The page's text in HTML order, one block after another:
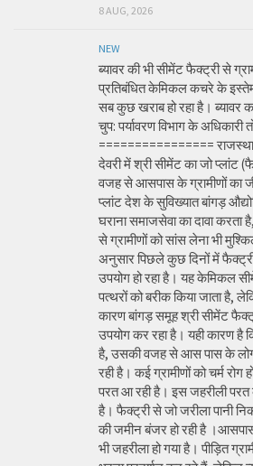
8 AUG, 2026
NEW
ब्यावर की भी सीमेंट फैक्ट्री से
प्रतिबंधित केमिकल कचरे के
सब कुछ खराब हो रहा है। ब्यावर
चुप: पर्यावरण विभाग के अधिकारी
================
देवरी में श्री सीमेंट का जो प्लांट
वजह से आसपास के ग्रामीणों का
प्लांट देश के सुविख्यात बांगड़
घराना समाजसेवा का दावा करता
से ग्रामीणों को सांस लेना भी
अनुसार पिछले कुछ दिनों में
उपयोग हो रहा है। यह केमिकल
पत्थरों को बरीक किया जाता है,
कारण बांगड़ समूह श्री सीमेंट
उपयोग कर रहा है। यही कारण
है, उसकी वजह से आस पास के
रही है। कई ग्रामीणों को चर्म रोग
परत आ रही है। इस जहरीली परत
है। फैक्ट्री से जो जरीला पानी
की जमीन बंजर हो रही है
भी जहरीला हो गया है। पीड़ित